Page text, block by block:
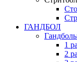
ГАНДБОЛ
1
2